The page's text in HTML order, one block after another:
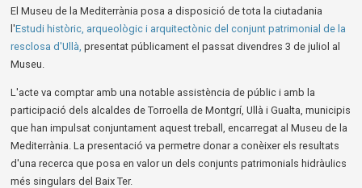
El Museu de la Mediterrània posa a disposició de tota la ciutadania
l'Estudi històric, arqueològic i arquitectònic del conjunt patrimonial de la
resclosa d'Ullà, presentat públicament el passat divendres 3 de juliol al
Museu.
L'acte va comptar amb una notable assistència de públic i amb la
participació dels alcaldes de Torroella de Montgrí, Ullà i Gualta, municipis
que han impulsat conjuntament aquest treball, encarregat al Museu de la
Mediterrània. La presentació va permetre donar a conèixer els resultats
d'una recerca que posa en valor un dels conjunts patrimonials hidràulics
més singulars del Baix Ter.